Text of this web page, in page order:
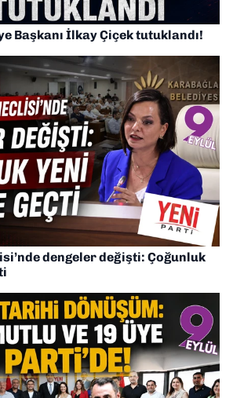
Başkanı İlkay Çiçek tutuklandı!
dengeler değişti: Çoğunluk